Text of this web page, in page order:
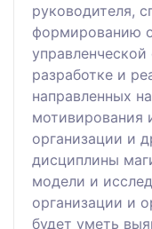
руководителя,
формированию
разработке и
направленных
мотивирования
организации и
дисциплины
модели и
организации и
будет уметь